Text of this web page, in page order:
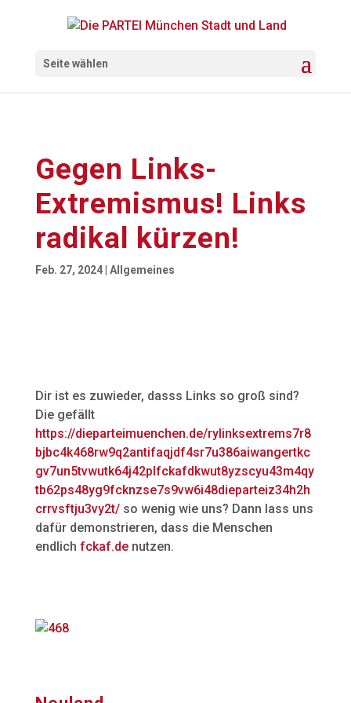
Seite wählen
Gegen Links-
Extremismus! Links
radikal kürzen!
Feb. 27, 2024| Allgemeines
Dir ist es zuwieder, dasss Links so groß sind?
Die gefällt
https://dieparteimuenchen.de/rylinksextrems7r8
bjbc4k468rw9q2antifaqjdf4sr7u386aiwangertkc
gv7un5tvwutk64j42plfckafdkwut8yzscyu43m4qy
tb62ps48yg9fcknzse7s9vw6i48dieparteiz34h2h
crrvsftju3vy2t/so wenig wie uns? Dann lass uns
dafür demonstrieren, dass die Menschen
endlich fckaf.denutzen.